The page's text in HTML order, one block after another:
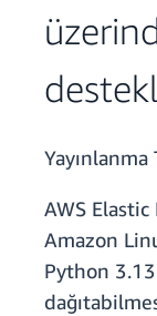
Yayınlanma
AWS
Amazon
Python